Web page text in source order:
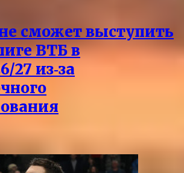
сможет выступить
ВТБ в
27 из‑за